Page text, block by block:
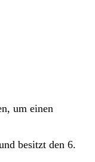
um einen
besitzt den 6.